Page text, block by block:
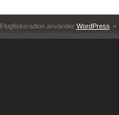
Flugfiskeradion använder WordPress •